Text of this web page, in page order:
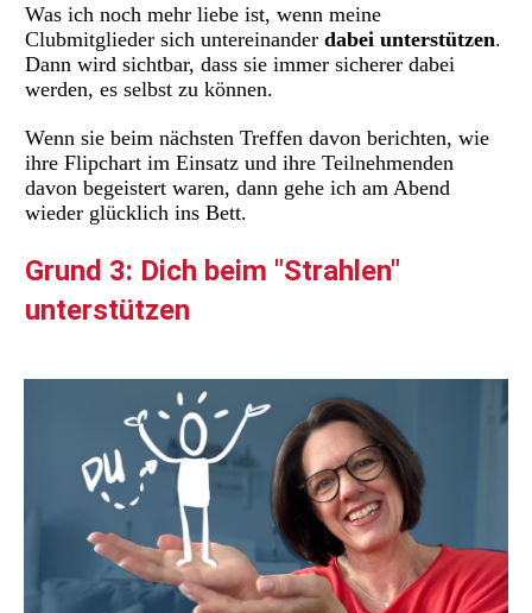
Was ich noch mehr liebe ist, wenn meine
Clubmitglieder sich untereinander dabei unterstützen.
Dann wird sichtbar, dass sie immer sicherer dabei
werden, es selbst zu können.
Wenn sie beim nächsten Treffen davon berichten, wie
ihre Flipchart im Einsatz und ihre Teilnehmenden
davon begeistert waren, dann gehe ich am Abend
wieder glücklich ins Bett.
Grund 3: Dich beim "Strahlen"
unterstützen